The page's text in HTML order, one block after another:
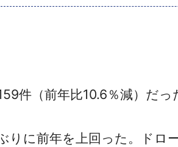
件（前年比10.6％減）だ
に前年を上回った。ドロ